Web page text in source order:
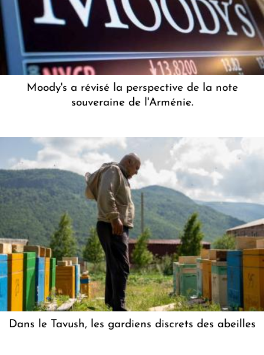
Moody's a révisé la perspective de la note
souveraine de l'Arménie.
Dans le Tavush, les gardiens discrets des abeilles